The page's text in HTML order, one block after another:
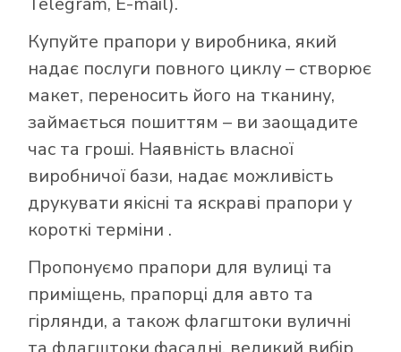
Купуйте прапори у виробника, який
надає послуги повного циклу – створює
макет, переносить його на тканину,
займається пошиттям – ви заощадите
час та гроші. Наявність власної
виробничої бази, надає можливість
друкувати якісні та яскраві прапори у
короткі терміни .
Пропонуємо прапори для вулиці та
приміщень, прапорці для авто та
гірлянди, а також флагштоки вуличні